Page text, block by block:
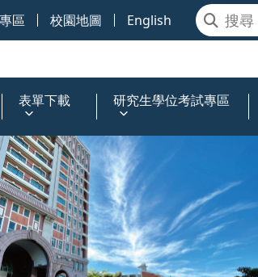
區 校園地圖 English
表單下載 研究生學位考試專區